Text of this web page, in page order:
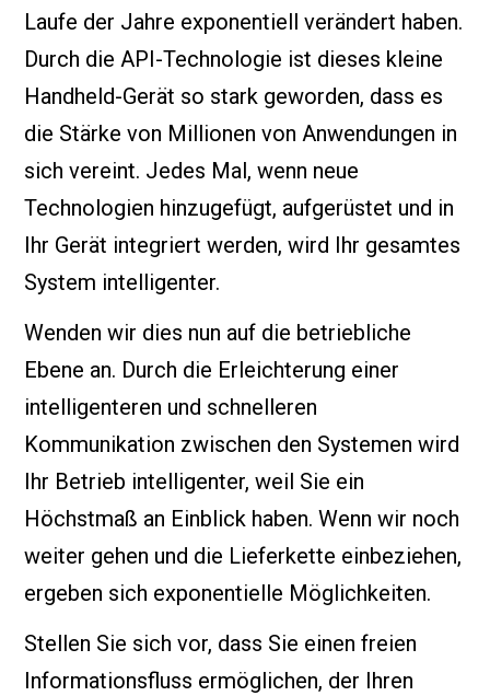
Laufe der Jahre exponentiell verändert haben.
Durch die API-Technologie ist dieses kleine
Handheld-Gerät so stark geworden, dass es
die Stärke von Millionen von Anwendungen in
sich vereint. Jedes Mal, wenn neue
Technologien hinzugefügt, aufgerüstet und in
Ihr Gerät integriert werden, wird Ihr gesamtes
System intelligenter.
Wenden wir dies nun auf die betriebliche
Ebene an. Durch die Erleichterung einer
intelligenteren und schnelleren
Kommunikation zwischen den Systemen wird
Ihr Betrieb intelligenter, weil Sie ein
Höchstmaß an Einblick haben. Wenn wir noch
weiter gehen und die Lieferkette einbeziehen,
ergeben sich exponentielle Möglichkeiten.
Stellen Sie sich vor, dass Sie einen freien
Informationsfluss ermöglichen, der Ihren